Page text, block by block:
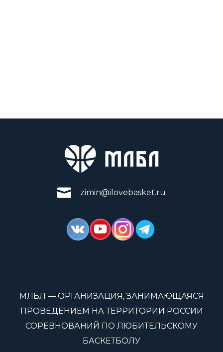
zimin@ilovebasket.ru
МЛБЛ — ОРГАНИЗАЦИЯ, ЗАНИМАЮЩАЯСЯ
ПРОВЕДЕНИЕМ НА ТЕРРИТОРИИ РОССИИ
СОРЕВНОВАНИЙ ПО ЛЮБИТЕЛЬСКОМУ
БАСКЕТБОЛУ